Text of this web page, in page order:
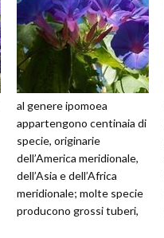
al genere ipomoea
appartengono centinaia di
specie, originarie
dell’America meridionale,
dell’Asia e dell’Africa
meridionale; molte specie
producono grossi tuberi,